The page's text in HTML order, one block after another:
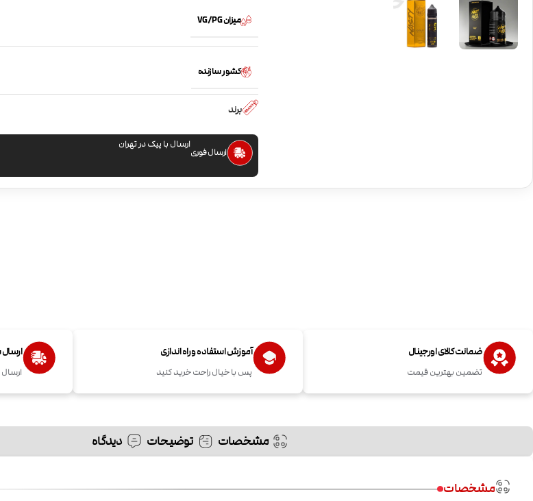
میزان VG/PG
کشور سازنده
برند
ارسال فوری
ارسال با پیک در تهران
ضمانت کالای اورجینال
تضمین بهترین قیمت
آموزش استفاده و راه اندازی
پس با خیال راحت خرید کنید
مشخصات توضیحات دیدگاه
مشخصات